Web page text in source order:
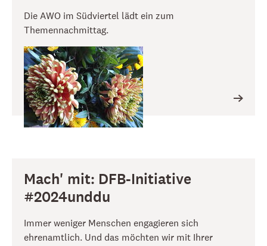
Die AWO im Südviertel lädt ein zum
Themennachmittag.
Mach' mit: DFB-Initiative
#2024unddu
Immer weniger Menschen engagieren sich
ehrenamtlich. Und das möchten wir mit Ihrer